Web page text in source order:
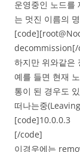
운영중인 노드를
는 멋진 이름의
decommission[/
하지만 위와같은
예를 들면 현재
통이 된 경우도
떠나는중
[/code]
이경우에는